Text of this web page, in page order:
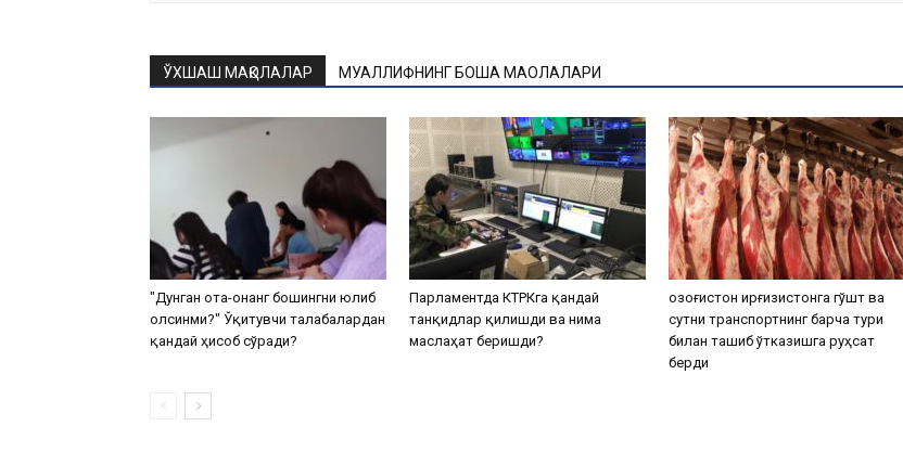
ЎХШАШ МАҚОЛАЛАР МУАЛЛИФНИНГ БОШҚА МАҚОЛАЛАРИ
"Дунган ота-онанг бошингни юлиб
олсинми?" Ўқитувчи талабалардан
қандай ҳисоб сўради?
Парламентда КТРКга қандай
танқидлар қилишди ва нима
маслаҳат беришди?
Қозоғистон Қирғизистонга гўшт ва
сутни транспортнинг барча тури
билан ташиб ўтказишга руҳсат
берди